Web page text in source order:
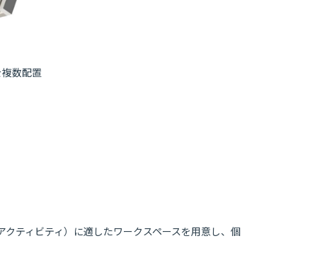
数配置
ティビティ）に適したワークスペースを用意し、個